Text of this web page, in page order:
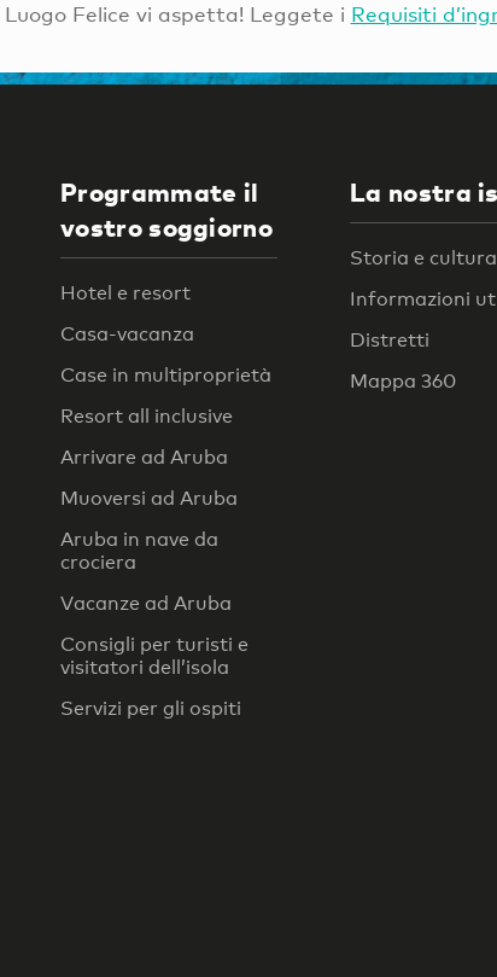
Felice vi aspetta! Leggete i Requisiti
Programmate il
vostro soggiorno
Hotel e resort
Casa-vacanza
Case in multiproprietà
Resort all inclusive
Arrivare ad Aruba
Muoversi ad Aruba
Aruba in nave da
crociera
Vacanze ad Aruba
Consigli per turisti e
visitatori dell’isola
Servizi per gli ospiti
La nostra
Storia e cultura
Informazioni
Distretti
Mappa 360